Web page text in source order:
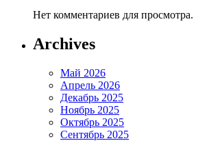
Нет комментариев для просмотра.
Archives
Май 2026
Апрель 2026
Декабрь 2025
Ноябрь 2025
Октябрь 2025
Сентябрь 2025